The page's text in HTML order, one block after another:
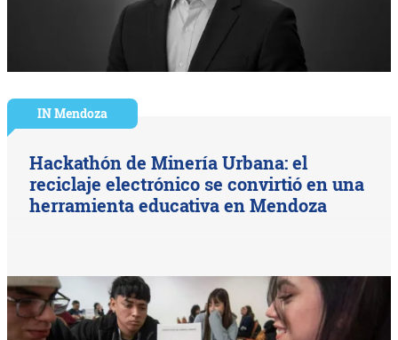
IN Mendoza
Hackathón de Minería Urbana: el
reciclaje electrónico se convirtió en una
herramienta educativa en Mendoza